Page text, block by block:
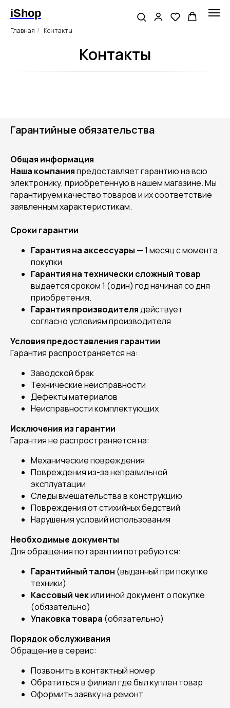
iShop
Главная / Контакты
Контакты
Гарантийные обязательства
Общая информация
Наша компанияпредоставляет гарантию на всю
электронику, приобретенную в нашем магазине. Мы
гарантируем качество товаров и их соответствие
заявленным характеристикам.
Сроки гарантии
Гарантия на аксессуары — 1 месяц с момента
покупки
Гарантия на технически сложный товар
выдается сроком 1 (один) год начиная со дня
приобретения.
Гарантия производителядействует
согласно условиям производителя
Условия предоставления гарантии
Гарантия распространяется на:
Заводской брак
Технические неисправности
Дефекты материалов
Неисправности комплектующих
Исключения из гарантии
Гарантия не распространяется на:
Механические повреждения
Повреждения из-за неправильной
эксплуатации
Следы вмешательства в конструкцию
Повреждения от стихийных бедствий
Нарушения условий использования
Необходимые документы
Для обращения по гарантии потребуются:
Гарантийный талон (выданный при покупке
техники)
Кассовый чекили иной документ о покупке
(обязательно)
Упаковка товара (обязательно)
Порядок обслуживания
Обращение в сервис:
Позвонить в контактный номер
Обратиться в филиал где был куплен товар
Оформить заявку на ремонт